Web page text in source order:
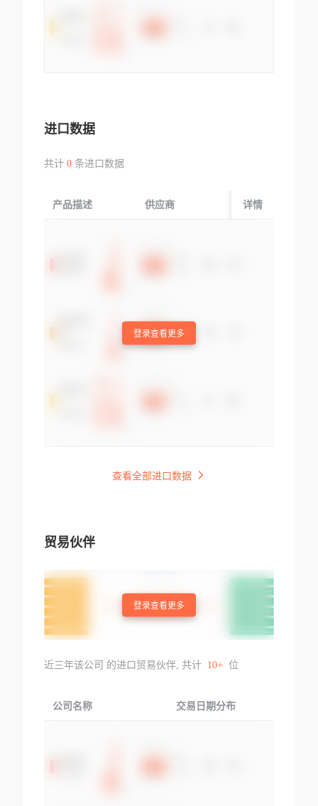
进口数据
共计 0条进口数据
产品描述 供应商 起运国/地区
详情
登录查看更多
查看全部进口数据
贸易伙伴
登录查看更多
近三年该公司 的进口贸易伙伴, 共计 10+ 位
公司名称 交易日期分布